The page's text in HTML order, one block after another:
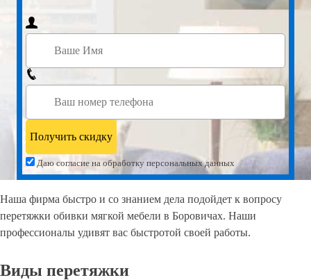
Даю согласие на обработку персональных данных
Наша фирма быстро и со знанием дела подойдет к вопросу
перетяжки обивки мягкой мебели в Боровичах. Наши
профессионалы удивят вас быстротой своей работы.
Виды перетяжки